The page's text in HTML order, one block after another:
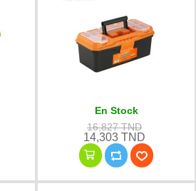
En Stock
16,827 TND
14,303 TND